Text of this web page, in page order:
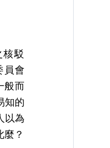
員會
般而
知的
以為
？